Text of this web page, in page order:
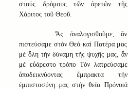
στούς δρόμους τῶν ἀρετῶν τῆς
Χάριτος τοῦ Θεοῦ.
Ἄς ἀναλογισθοῦμε, ἄν
πιστεύσαμε στόν Θεό καί Πατέρα μας
μέ ὅλη τήν δύναμη τῆς ψυχῆς μας, ἄν
μέ εὐάρεστο τρόπο Τόν λατρεύσαμε
ἀποδεικνύοντας ἔμπρακτα τήν
ἐμπιστοσύνη μας στήν θεία Πρόνοιά